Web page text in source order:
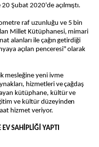
Şubat 2020'de açılmıştı.
raf uzunluğu ve 5 bin
Millet Kütüphanesi, mimari
alanları ile çağın getirdiği
açılan penceresi" olarak
mesleğine yeni ivme
hizmetleri ve çağdaş
kütüphane, kültür ve
ve kültür düzeyinden
hizmet veriyor.
EV SAHİPLİĞİ YAPTI